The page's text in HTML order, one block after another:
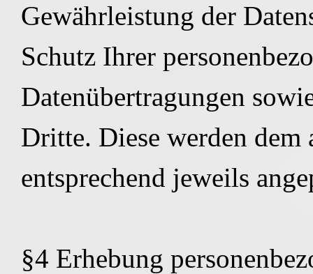
Gewährleistung der
Schutz Ihrer
Datenübertragungen
Dritte. Diese werden
entsprechend jeweils
§4 Erhebung